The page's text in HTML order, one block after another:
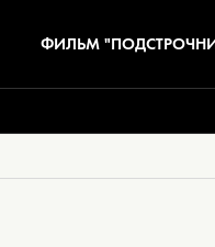
ФИЛЬМ